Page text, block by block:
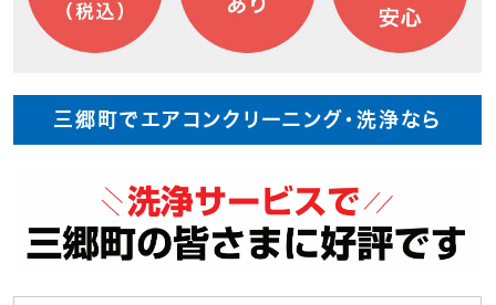
三郷町でエアコンクリーニング・洗浄なら